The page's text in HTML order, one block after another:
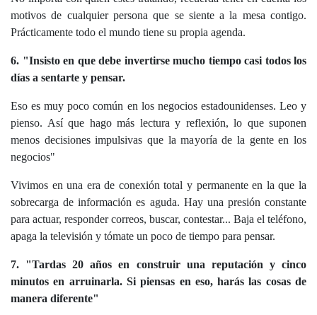
motivos de cualquier persona que se siente a la mesa contigo.
Prácticamente todo el mundo tiene su propia agenda.
6. "Insisto en que debe invertirse mucho tiempo casi todos los
días a sentarte y pensar.
Eso es muy poco común en los negocios estadounidenses. Leo y
pienso. Así que hago más lectura y reflexión, lo que suponen
menos decisiones impulsivas que la mayoría de la gente en los
negocios"
Vivimos en una era de conexión total y permanente en la que la
sobrecarga de información es aguda. Hay una presión constante
para actuar, responder correos, buscar, contestar... Baja el teléfono,
apaga la televisión y tómate un poco de tiempo para pensar.
7. "Tardas 20 años en construir una reputación y cinco
minutos en arruinarla. Si piensas en eso, harás las cosas de
manera diferente"